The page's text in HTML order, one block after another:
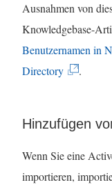
Ausnahmen von
Knowledgebase-
Benutzernamen in
Directory(
n
k
w
.
Hinzufügen
Wenn Sie eine
importieren,